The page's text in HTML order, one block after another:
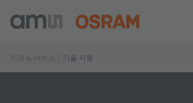
지원 & 서비스 기술 지원